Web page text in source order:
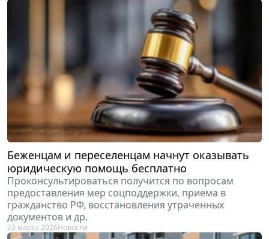
Беженцам и переселенцам начнут оказывать
юридическую помощь бесплатно
Проконсультироваться получится по вопросам
предоставления мер соцподдержки, приема в
гражданство РФ, восстановления утраченных
документов и др.
23 марта 2026Новости